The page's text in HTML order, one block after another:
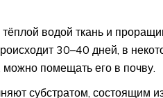
водой ткань и
30–40 дней, в
можно помещать его в почву.
субстратом, состоящим